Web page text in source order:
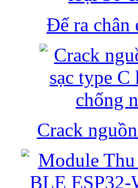
Đế ra chân
Crack